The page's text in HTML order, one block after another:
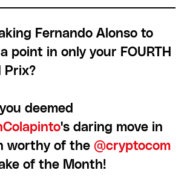
Fernando Alonso to
point in only your FOURTH
Prix?
deemed
's daring move in
worthy of the @cryptocom
of the Month!